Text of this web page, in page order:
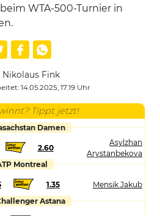
WTA-500-Turnier in
Nikolaus Fink
14.05.2025, 17:19 Uhr
Tippt jetzt!
Damen
2.60
Asylzhan
Arystanbekova
Montreal
1.35
Mensik Jakub
Astana